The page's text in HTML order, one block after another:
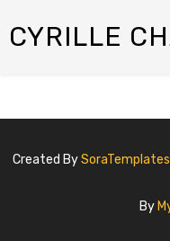
CYRILLE
Created BySoraTemplates
By